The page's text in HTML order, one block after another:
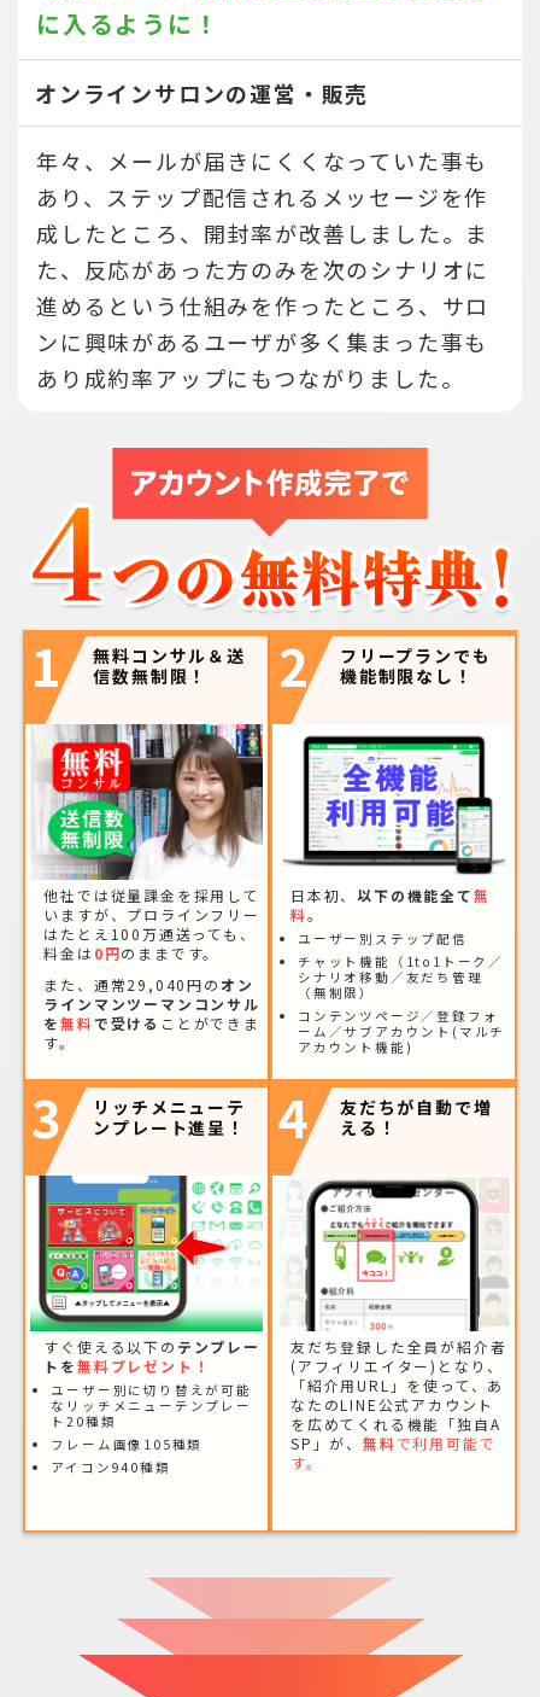
に入るように！
オンラインサロンの運営・販売
年々、メールが届きにくくなっていた事も
あり、ステップ配信されるメッセージを作
成したところ、開封率が改善しました。ま
た、反応があった方のみを次のシナリオに
進めるという仕組みを作ったところ、サロ
ンに興味があるユーザが多く集まった事も
あり成約率アップにもつながりました。
1
無料コンサル＆送
信数無制限！
他社では従量課金を採用して
いますが、プロラインフリー
はたとえ100万通送っても、
料金は 0円のままです。
また、通常29,040円のオン
ラインマンツーマンコンサル
を無料で受ける ことができま
す。
2
フリープランでも
機能制限なし！
日本初、以下の機能全て無
料。
ユーザー別ステップ配信
チャット機能（1to1トーク／
シナリオ移動／友だち管理
（無制限）
コンテンツページ／登録フォ
ーム／サブアカウント(マルチ
アカウント機能)
3
リッチメニューテ
ンプレート進呈！
すぐ使える以下の テンプレー
トを無料プレゼント！
ユーザー別に切り替えが可能
なリッチメニューテンプレー
ト20種類
フレーム画像105種類
アイコン940種類
4
友だちが自動で増
える！
友だち登録した全員が紹介者
(アフィリエイター)となり、
「紹介用URL」を使って、あ
なたのLINE公式アカウント
を広めてくれる機能「独自A
SP」が、 無料で利用可能で
す。